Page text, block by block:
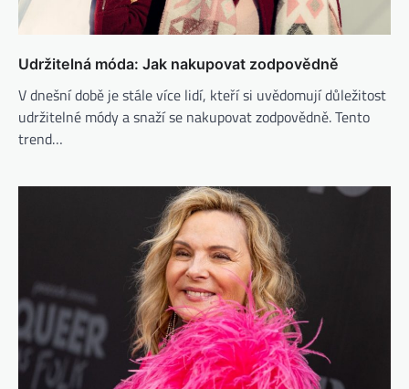
Udržitelná móda: Jak nakupovat zodpovědně
V dnešní době je stále více lidí, kteří si uvědomují důležitost
udržitelné módy a snaží se nakupovat zodpovědně. Tento
trend…